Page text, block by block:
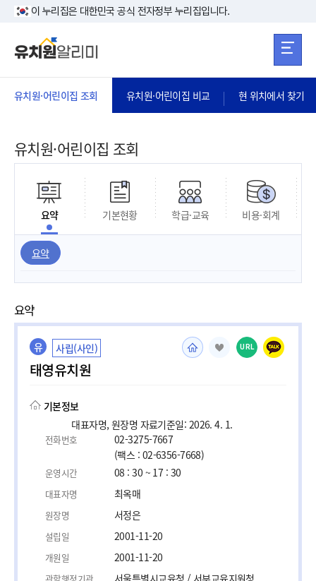
본문 바로가기
이 누리집은 대한민국 공식 전자정부 누리집입니다.
유치원·어린이집 조회 유치원·어린이집 비교 현 위치에서 찾기
유치원·어린이집 조회
요약 기본현황 학급·교육 비용·회계
요약
요약
유 사립(사인)
태영유치원
URL
기본정보
대표자명, 원장명 자료기준일: 2026. 4. 1.
전화번호
02-3275-7667
(팩스 : 02-6356-7668)
운영시간 08 : 30 ~ 17 : 30
대표자명 최옥매
원장명 서정은
설립일 2001-11-20
개원일 2001-11-20
서울특별시교육청 / 서부교육지원청